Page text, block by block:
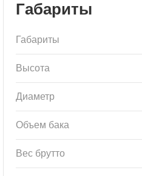
Габариты
Габариты
Высота
Диаметр
Объем бака
Вес брутто